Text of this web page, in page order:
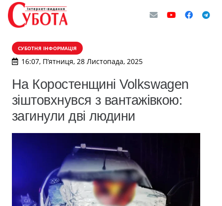
СУБОТНЯ ІНФОРМАЦІЯ
16:07, П’ятниця, 28 Листопада, 2025
На Коростенщині Volkswagen
зіштовхнувся з вантажівкою:
загинули дві людини